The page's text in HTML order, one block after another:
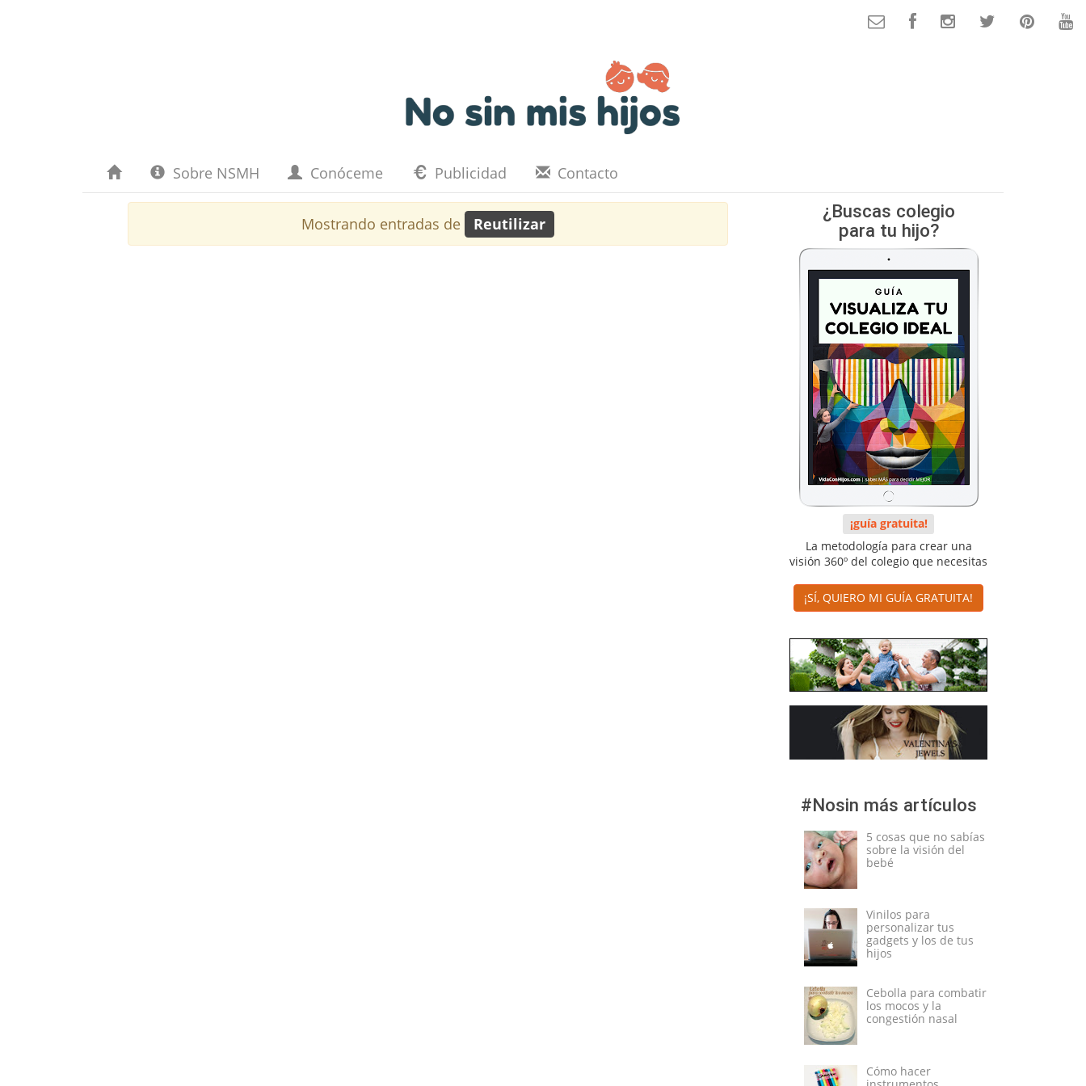
Sobre NSMH Conóceme Publicidad Contacto
Mostrando entradas de Reutilizar
¿Buscas colegio
para tu hijo?
¡guía gratuita!
La metodología para crear una
visión 360º del colegio que necesitas
¡SÍ, QUIERO MI GUÍA GRATUITA!
#Nosin más artículos
5 cosas que no sabías
sobre la visión del
bebé
Vinilos para
personalizar tus
gadgets y los de tus
hijos
Cebolla para combatir
los mocos y la
congestión nasal
Cómo hacer